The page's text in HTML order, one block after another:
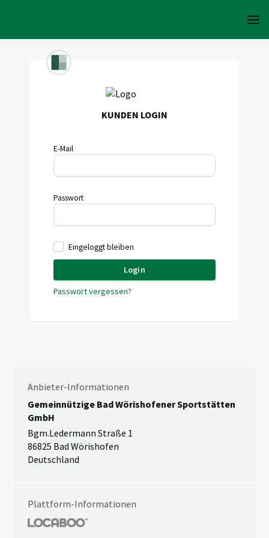
KUNDEN LOGIN
E-Mail
Passwort
Eingeloggt bleiben
Login
Passwort vergessen?
Anbieter-Informationen
Gemeinnützige Bad Wörishofener Sportstätten
GmbH
Bgm.Ledermann Straße 1
86825 Bad Wörishofen
Deutschland
Plattform-Informationen